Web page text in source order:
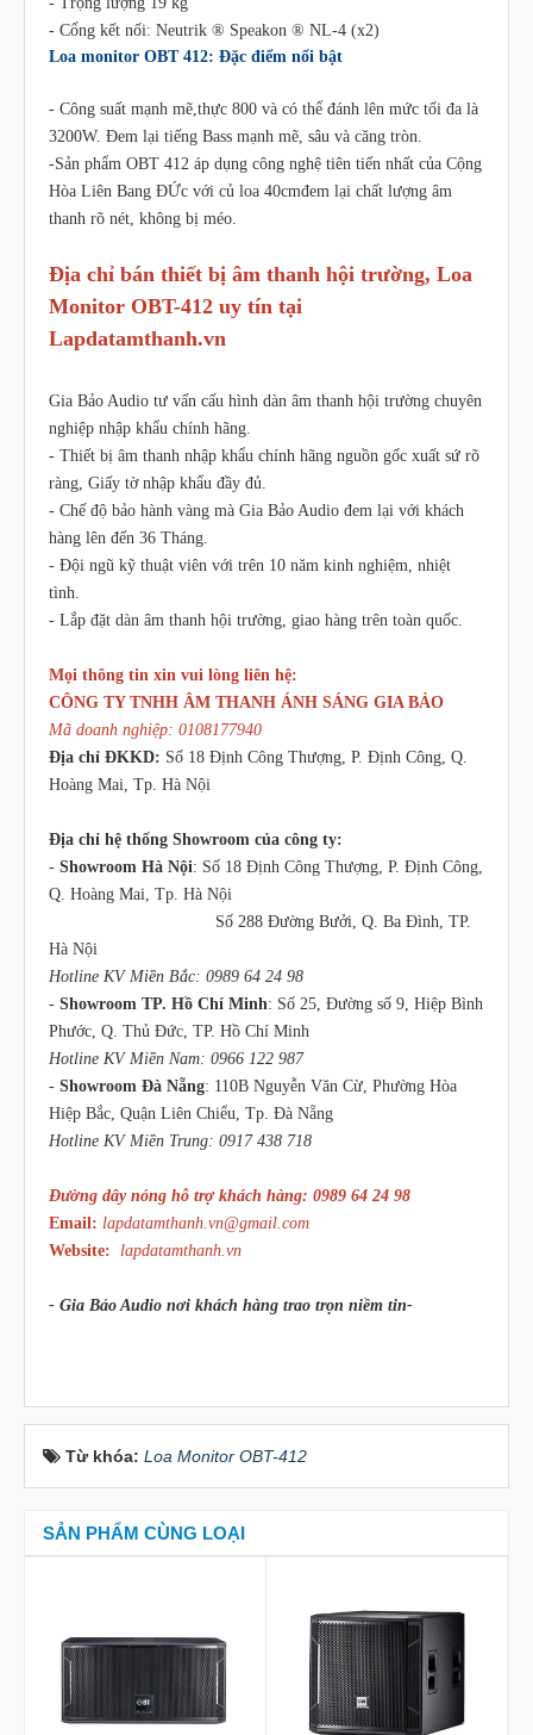
- Cổng kết nối: Neutrik ® Speakon ® NL-4 (x2)
Loa monitor OBT 412: Đặc điểm nổi bật
- Công suất mạnh mẽ,thực 800 và có thể đánh lên mức tối đa là
3200W. Đem lại tiếng Bass mạnh mẽ, sâu và căng tròn.
-Sản phẩm OBT 412 áp dụng công nghệ tiên tiến nhất của Cộng
Hòa Liên Bang ĐỨc với củ loa 40cmđem lại chất lượng âm
thanh rõ nét, không bị méo.
Địa chỉ bán thiết bị âm thanh hội trường, Loa
Monitor OBT-412 uy tín tại
Lapdatamthanh.vn
Gia Bảo Audio tư vấn cấu hình dàn âm thanh hội trường chuyên
nghiệp nhập khẩu chính hãng.
- Thiết bị âm thanh nhập khẩu chính hãng nguồn gốc xuất sứ rõ
ràng, Giấy tờ nhập khẩu đầy đủ.
- Chế độ bảo hành vàng mà Gia Bảo Audio đem lại với khách
hàng lên đến 36 Tháng.
- Đội ngũ kỹ thuật viên với trên 10 năm kinh nghiệm, nhiệt
tình.
- Lắp đặt dàn âm thanh hội trường, giao hàng trên toàn quốc.
Mọi thông tin xin vui lòng liên hệ:
CÔNG TY TNHH ÂM THANH ÁNH SÁNG GIA BẢO
Mã doanh nghiệp: 0108177940
Địa chỉ ĐKKD: Số 18 Định Công Thượng, P. Định Công, Q.
Hoàng Mai, Tp. Hà Nội
Địa chỉ hệ thống Showroom của công ty:
- Showroom Hà Nội: Số 18 Định Công Thượng, P. Định Công,
Q. Hoàng Mai, Tp. Hà Nội
Số 288 Đường Bưởi, Q. Ba Đình, TP.
Hà Nội
Hotline KV Miền Bắc: 0989 64 24 98
- Showroom TP. Hồ Chí Minh: Số 25, Đường số 9, Hiệp Bình
Phước, Q. Thủ Đức, TP. Hồ Chí Minh
Hotline KV Miền Nam: 0966 122 987
- Showroom Đà Nẵng: 110B Nguyễn Văn Cừ, Phường Hòa
Hiệp Bắc, Quận Liên Chiểu, Tp. Đà Nẵng
Hotline KV Miền Trung: 0917 438 718
Đường dây nóng hỗ trợ khách hàng: 0989 64 24 98
Email: lapdatamthanh.vn@gmail.com
Website: lapdatamthanh.vn
- Gia Bảo Audio nơi khách hàng trao trọn niềm tin-
Từ khóa: Loa Monitor OBT-412
SẢN PHẨM CÙNG LOẠI